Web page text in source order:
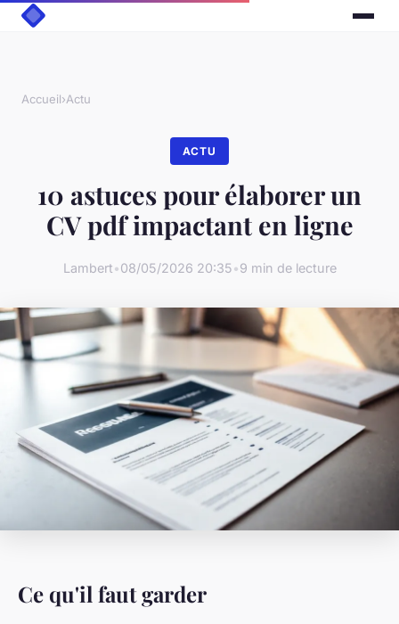
Accueil›Actu
ACTU
10 astuces pour élaborer un
CV pdf impactant en ligne
Lambert•08/05/2026 20:35•9 min de lecture
Ce qu'il faut garder